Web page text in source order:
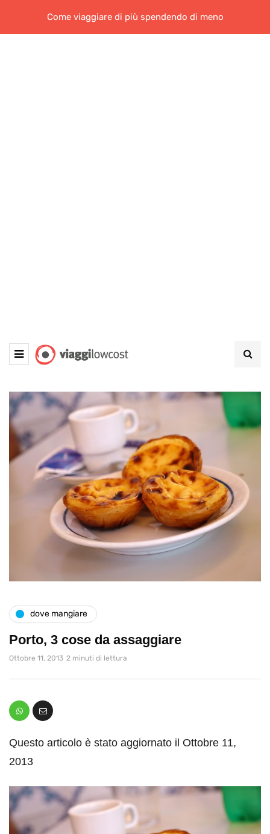
Come viaggiare di più spendendo di meno
dove mangiare
Porto, 3 cose da assaggiare
Ottobre 11, 2013 2 minuti di lettura
Questo articolo è stato aggiornato il Ottobre 11,
2013